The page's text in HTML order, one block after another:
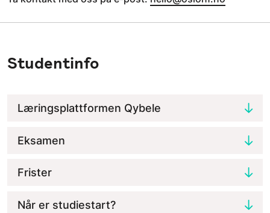
Studentinfo
Læringsplattformen Qybele
Eksamen
Frister
Når er studiestart?